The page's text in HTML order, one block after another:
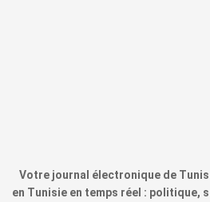
Votre journal électronique de
en Tunisie en temps réel : politique,